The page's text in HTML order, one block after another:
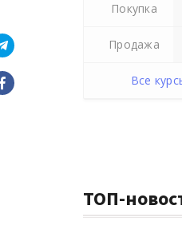
Покупка
Продажа
Все
ТОП-